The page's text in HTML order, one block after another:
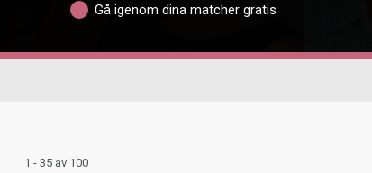
Gå igenom dina matcher gratis
1 - 35 av 100